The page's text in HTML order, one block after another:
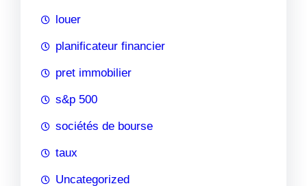
louer
planificateur financier
pret immobilier
s&p 500
sociétés de bourse
taux
Uncategorized